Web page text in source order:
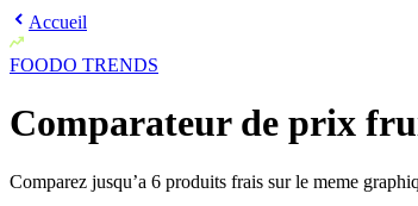
Accueil
FOODO TRENDS
Comparateur de prix
Comparez jusqu’a 6 produits frais sur le meme